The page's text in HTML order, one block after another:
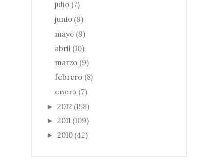
julio (7)
junio (9)
mayo (9)
abril (10)
marzo (9)
febrero (8)
enero (7)
► 2012 (158)
► 2011 (109)
► 2010 (42)